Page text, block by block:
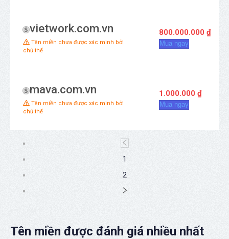
vietwork.com.vn
Tên miền chưa được xác minh bởi
chủ thể
800.000.000 ₫
Mua ngay
mava.com.vn
Tên miền chưa được xác minh bởi
chủ thể
1.000.000 ₫
Mua ngay
1
2
Tên miền được đánh giá nhiều nhất